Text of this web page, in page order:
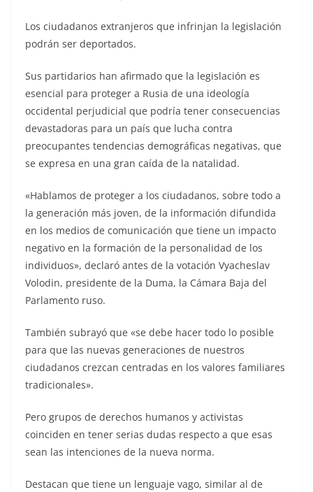
Los ciudadanos extranjeros que infrinjan la legislación
podrán ser deportados.
Sus partidarios han afirmado que la legislación es
esencial para proteger a Rusia de una ideología
occidental perjudicial que podría tener consecuencias
devastadoras para un país que lucha contra
preocupantes tendencias demográficas negativas, que
se expresa en una gran caída de la natalidad.
«Hablamos de proteger a los ciudadanos, sobre todo a
la generación más joven, de la información difundida
en los medios de comunicación que tiene un impacto
negativo en la formación de la personalidad de los
individuos», declaró antes de la votación Vyacheslav
Volodin, presidente de la Duma, la Cámara Baja del
Parlamento ruso.
También subrayó que «se debe hacer todo lo posible
para que las nuevas generaciones de nuestros
ciudadanos crezcan centradas en los valores familiares
tradicionales».
Pero grupos de derechos humanos y activistas
coinciden en tener serias dudas respecto a que esas
sean las intenciones de la nueva norma.
Destacan que tiene un lenguaje vago, similar al de